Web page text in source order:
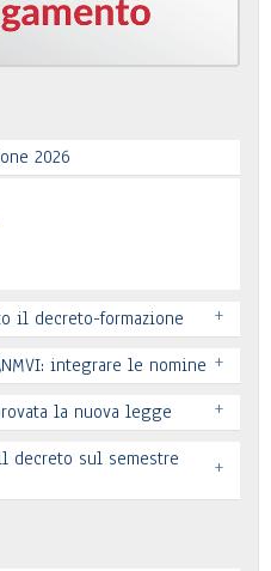
2026
il decreto-formazione +
integrare le nomine +
la nuova legge +
decreto sul semestre
+